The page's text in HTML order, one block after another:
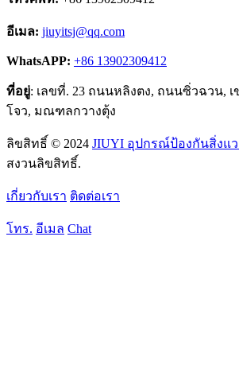
อีเมล: jiuyitsj@qq.com
WhatsAPP: +86 13902309412
ที่อยู่: เลขที่. 23 ถนนหลิงตง, ถนนซิ่วฉวน, เ
โจว, มณฑลกวางตุ้ง
ลิขสิทธิ์ © 2024 JIUYI อุปกรณ์ป้องกันสิ่งแ
สงวนลิขสิทธิ์.
เกี่ยวกับเรา ติดต่อเรา
โทร. อีเมล Chat